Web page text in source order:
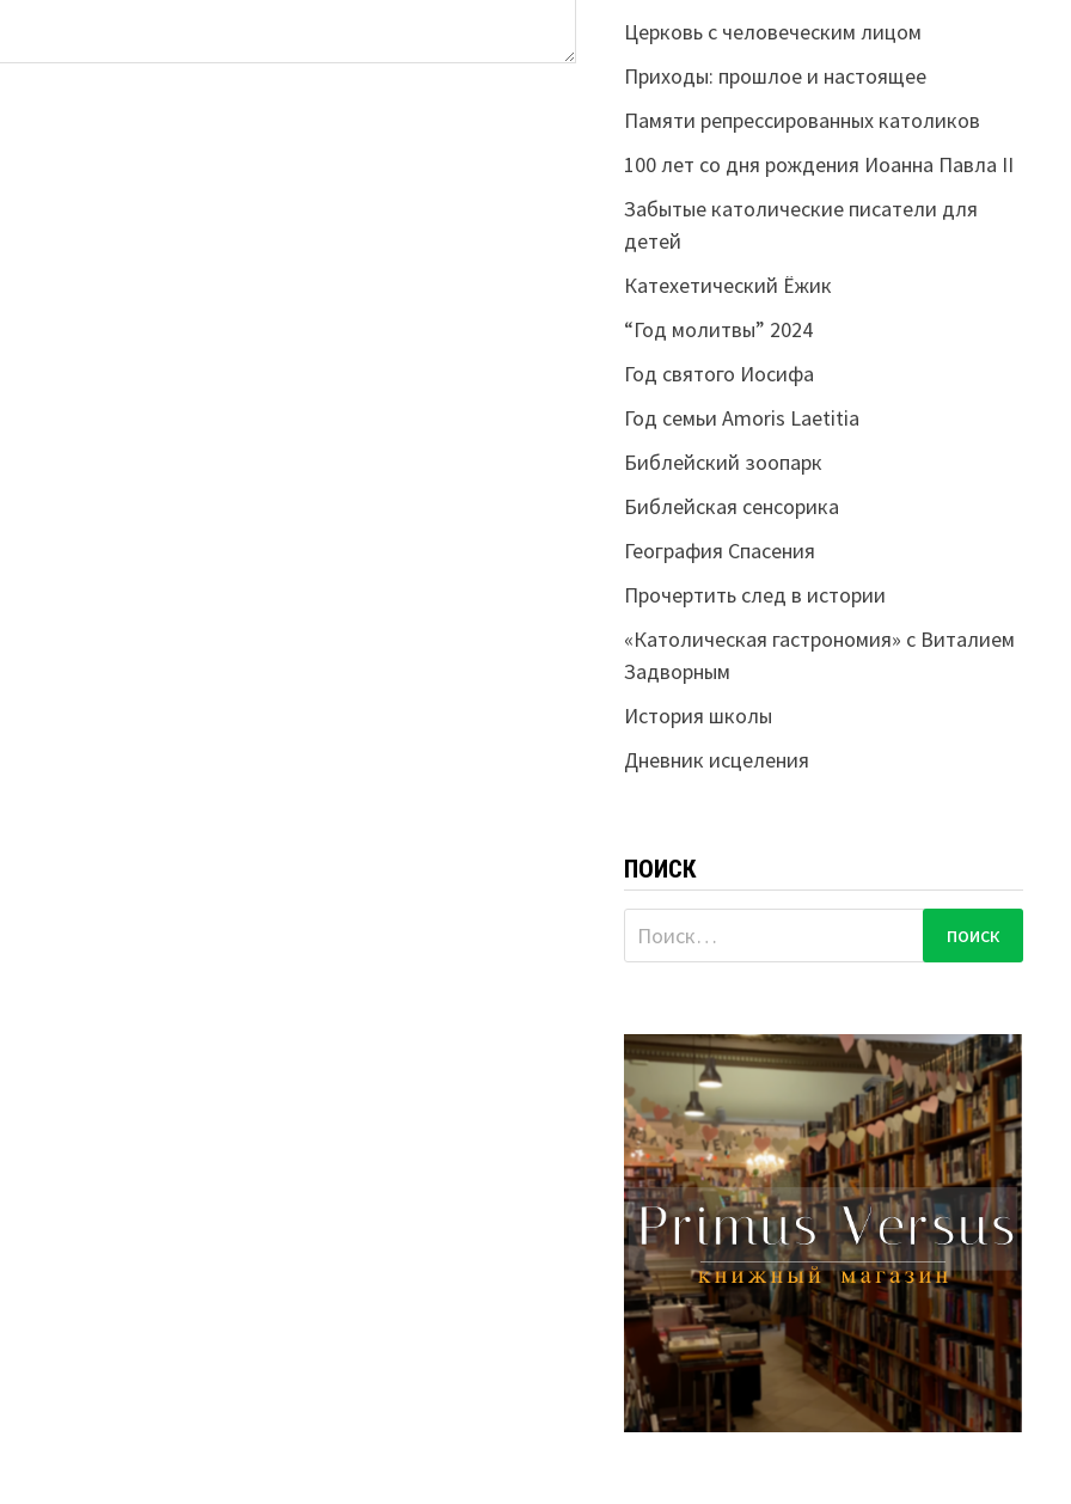
Церковь с человеческим лицом
Приходы: прошлое и настоящее
Памяти репрессированных католиков
100 лет со дня рождения Иоанна Павла II
Забытые католические писатели для
детей
Катехетический Ёжик
“Год молитвы” 2024
Год святого Иосифа
Год семьи Amoris Laetitia
Библейский зоопарк
Библейская сенсорика
География Спасения
Прочертить след в истории
«Католическая гастрономия» с Виталием
Задворным
История школы
Дневник исцеления
ПОИСК
Найти: